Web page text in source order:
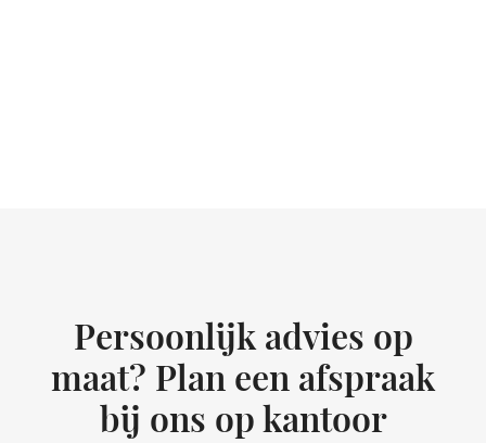
Persoonlijk advies op
maat? Plan een afspraak
bij ons op kantoor